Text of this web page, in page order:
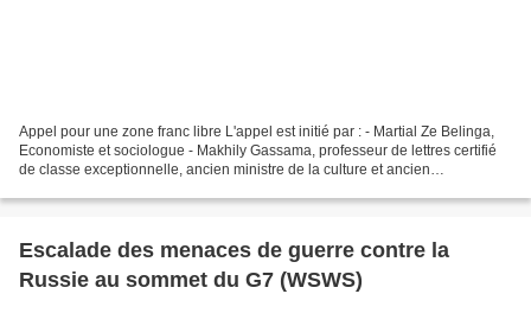
Appel pour une zone franc libre L'appel est initié par : - Martial Ze Belinga,
Economiste et sociologue - Makhily Gassama, professeur de lettres certifié
de classe exceptionnelle, ancien ministre de la culture et ancien
Escalade des menaces de guerre contre la
Russie au sommet du G7 (WSWS)